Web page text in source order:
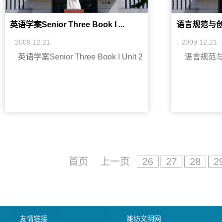
英语学案Senior Three Book I ...
2009.12.21
英语学案Senior Three Book I Unit 2
语言规范与
2009.12.21
语言规范
首页 上一页 26 27 28
友情链接 潍坊文明网